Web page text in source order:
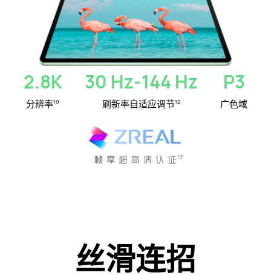
2.8K
分辨率10
30 Hz-144 Hz
刷新率自适应调节12
P3
广色域
13
丝滑连招